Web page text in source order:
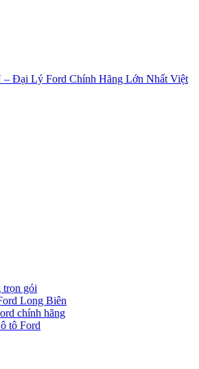
trọn gói
Long Biên
chính hãng
tô Ford